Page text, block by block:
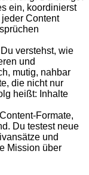
ein, koordinierst
Content
verstehst, wie
und
mutig, nahbar
die nicht nur
heißt: Inhalte
Formate,
Du testest neue
und
Mission über